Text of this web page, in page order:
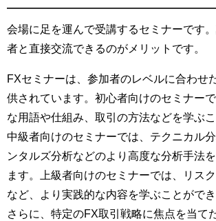
会場に足を運んで受講するセミナーです
者と直接交流できるのがメリットです。
FXセミナーは、参加者のレベルに合わせ
供されています。初心者向けのセミナー
な用語や仕組み、取引の方法などを学ぶこ
中級者向けのセミナーでは、テクニカル
ンタルズ分析などのより高度な分析手法
ます。上級者向けのセミナーでは、リス
など、より実践的な内容を学ぶことができ
さらに、特定のFX取引戦略に焦点を当て